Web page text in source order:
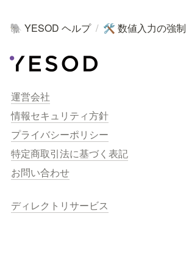
🐘 YESOD ヘルプ / 🛠 数値入力の強制
運営会社
情報セキュリティ方針
プライバシーポリシー
特定商取引法に基づく表記
お問い合わせ
ディレクトリサービス